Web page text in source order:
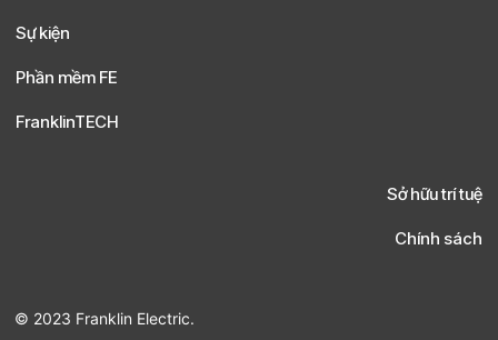
Sự kiện
Phần mềm FE
FranklinTECH
Sở hữu trí tuệ
Chính sách
© 2023 Franklin Electric.